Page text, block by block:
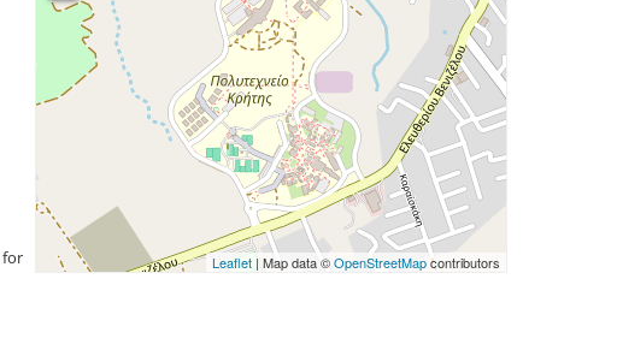
Leaflet| Map data ©OpenStreetMapcontributors
for